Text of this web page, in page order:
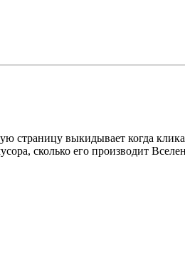
страницу выкидывает когда
сколько его производит